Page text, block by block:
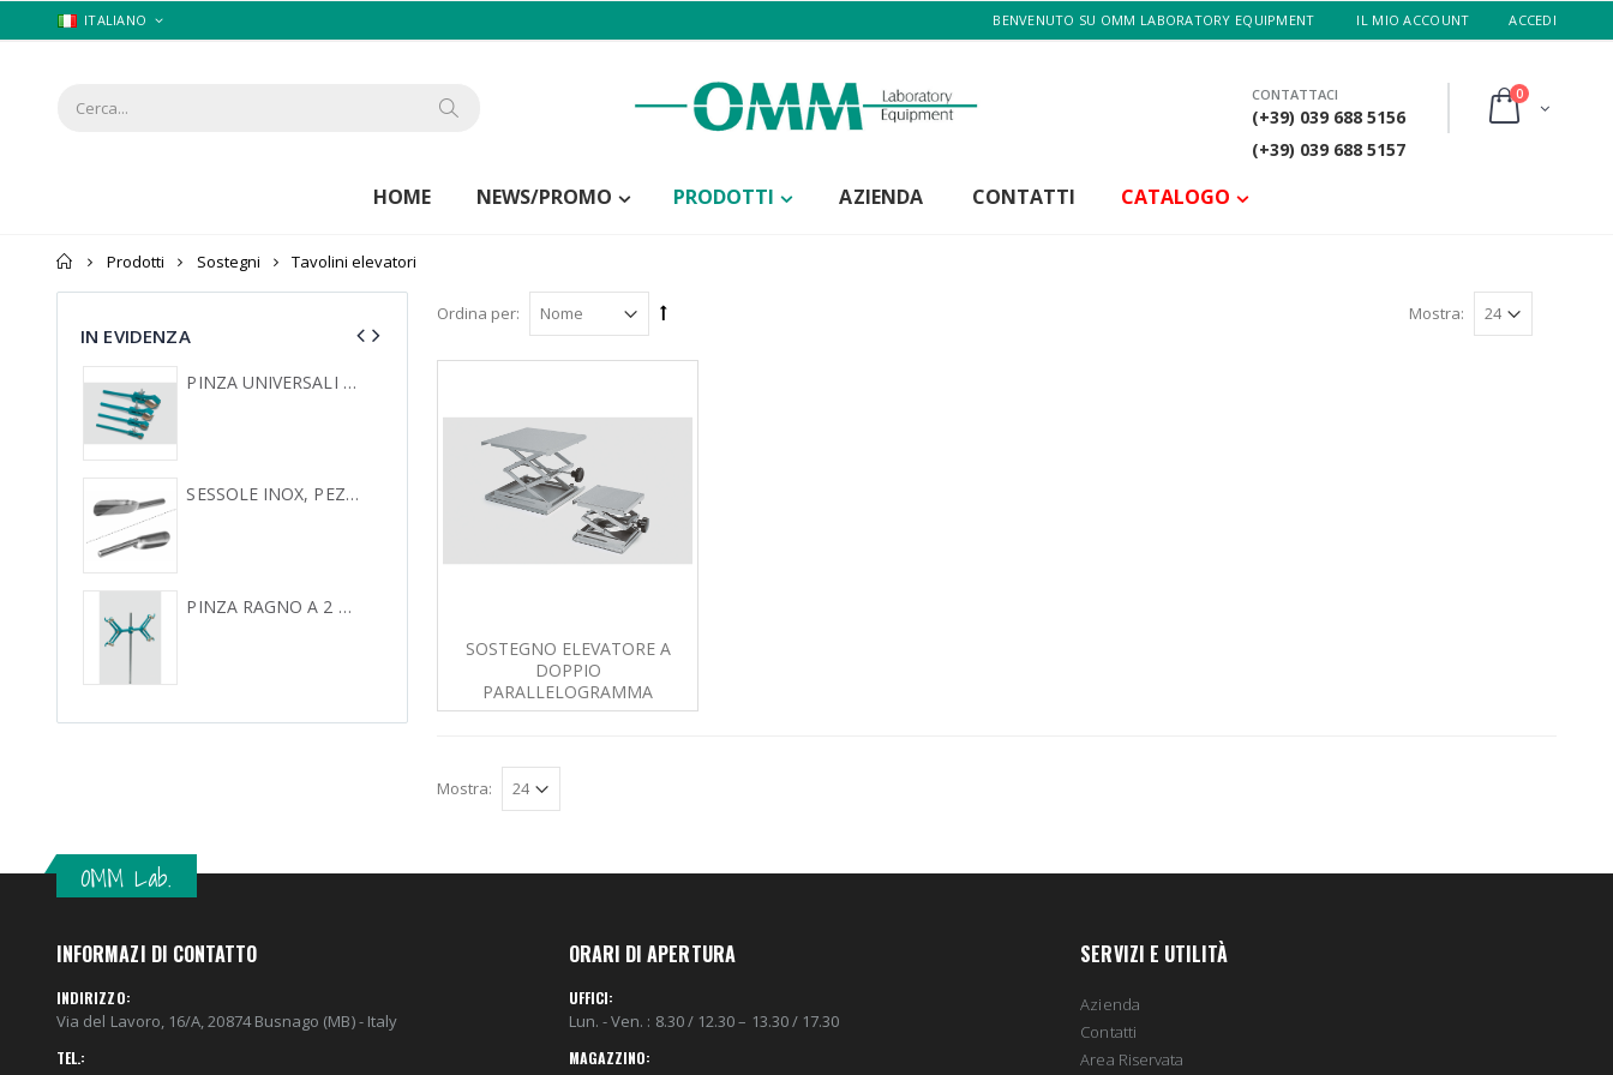
ITALIANO IL MIO ACCOUNT ACCEDI
BENVENUTO SU OMM LABORATORY EQUIPMENT
CONTATTACI
(+39) 039 688 5156
(+39) 039 688 5157
0
HOME NEWS/PROMO PRODOTTI AZIENDA CONTATTI CATALOGO
Home
Prodotti Sostegni Tavolini elevatori
Ordina per: Mostra:
SOSTEGNO ELEVATORE A
DOPPIO
PARALLELOGRAMMA
Mostra:
IN EVIDENZA
PINZA UNIVERSALI PER SOSTEGNO A GAMBO LIBERO
SESSOLE INOX, PEZZO UNICO
PINZA RAGNO A 2 BURETTE IN LEGA LEGGERA
OMM Lab.
INFORMAZI DI CONTATTO
INDIRIZZO:
Via del Lavoro, 16/A, 20874 Busnago (MB) - Italy
TEL.:
ORARI DI APERTURA
UFFICI:
Lun. - Ven. : 8.30 / 12.30 – 13.30 / 17.30
MAGAZZINO:
SERVIZI E UTILITÀ
Azienda
Contatti
Area Riservata